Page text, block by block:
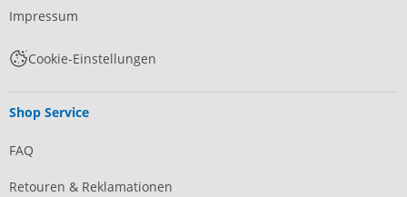
Impressum
Cookie-Einstellungen
Shop Service
FAQ
Retouren & Reklamationen